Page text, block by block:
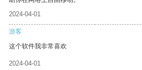
2024-04-01
游客
这个软件我非常喜欢
2024-04-01